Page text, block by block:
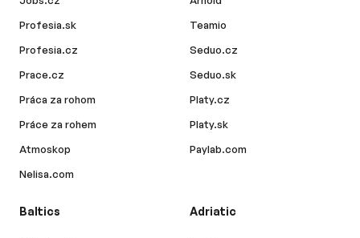
Profesia.sk
Profesia.cz
Prace.cz
Práca za rohom
Práce za rohem
Atmoskop
Nelisa.com
Teamio
Seduo.cz
Seduo.sk
Platy.cz
Platy.sk
Paylab.com
Baltics Adriatic